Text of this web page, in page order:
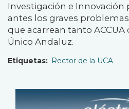
Investigación e Innovación
antes los graves
que acarrean tanto
Único Andaluz.
Etiquetas Rector de la UCA